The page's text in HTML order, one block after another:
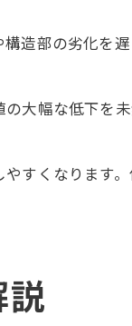
造部の劣化を
大幅な低下を
すくなります